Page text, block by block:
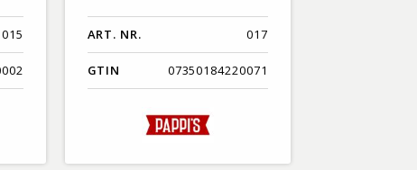
015 ART. NR. 017
GTIN 07350184220071